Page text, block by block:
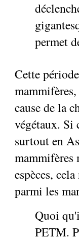
permet
Cette
cause de la
végétaux. Si
surtout en
mammifères
espèces,
parmi les
Quoi
PETM.